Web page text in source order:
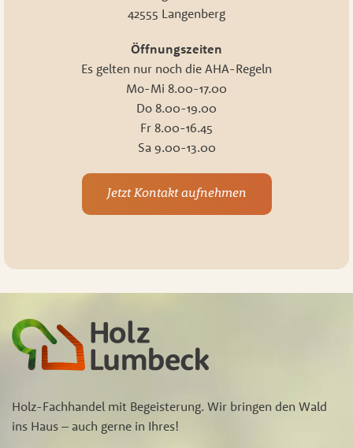
42555 Langenberg
Öffnungszeiten
Es gelten nur noch die AHA-Regeln
Mo-Mi 8.00-17.00
Do 8.00-19.00
Fr 8.00-16.45
Sa 9.00-13.00
Jetzt Kontakt aufnehmen
Holz-Fachhandel mit Begeisterung. Wir bringen den Wald
ins Haus – auch gerne in Ihres!